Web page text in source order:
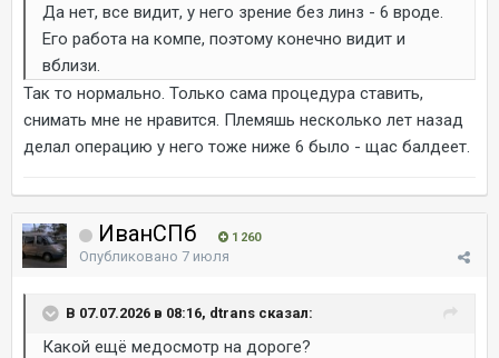
Да нет, все видит, у него зрение без линз - 6 вроде.
Его работа на компе, поэтому конечно видит и
вблизи.
Так то нормально. Только сама процедура ставить,
снимать мне не нравится. Племяшь несколько лет назад
делал операцию у него тоже ниже 6 было - щас балдеет.
ИванСПб 1 260
Опубликовано 7 июля
В 07.07.2026 в 08:16, dtrans сказал:
Какой ещё медосмотр на дороге?